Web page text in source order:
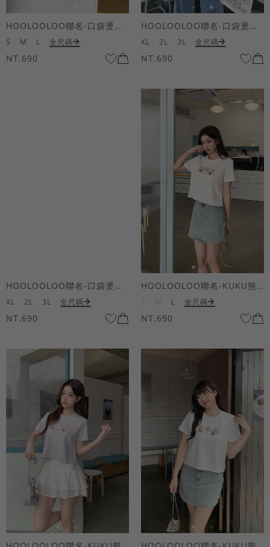
HOOLOOLOO聯名-口袋燙金KUKU熊短袖上衣
S M L 全尺碼
NT.690
HOOLOOLOO聯名-口袋燙金KUKU熊短袖上衣
XL 2L 3L 全尺碼
NT.690
HOOLOOLOO聯名-口袋燙金KUKU熊短袖上衣
XL 2L 3L 全尺碼
NT.690
HOOLOOLOO聯名-KUKU熊蝴蝶結短袖上衣
L 全尺碼
NT.690